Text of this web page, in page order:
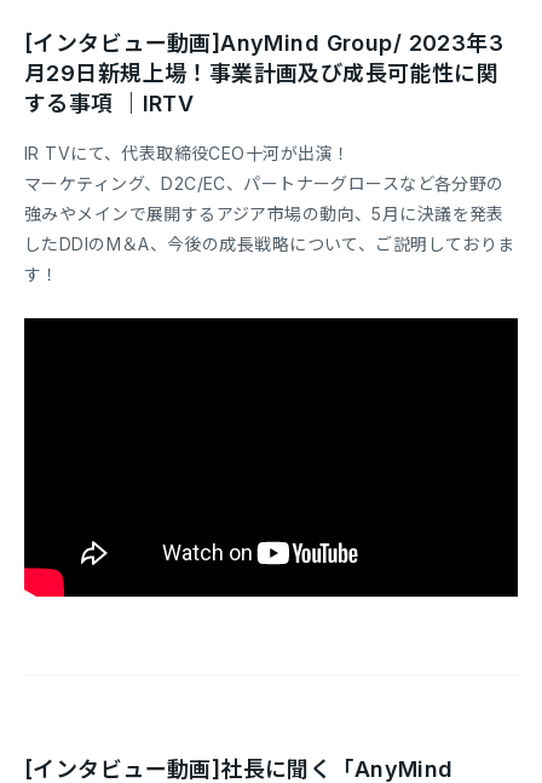
[インタビュー動画]AnyMind Group/ 2023年3
月29日新規上場！事業計画及び成長可能性に関
する事項 ｜IRTV
IR TVにて、代表取締役CEO十河が出演！
マーケティング、D2C/EC、パートナーグロースなど各分野の
強みやメインで展開するアジア市場の動向、5月に決議を発表
したDDIのM＆A、今後の成長戦略について、ご説明しておりま
す！
[インタビュー動画]社長に聞く「AnyMind